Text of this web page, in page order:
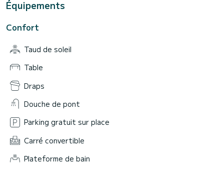
Équipements
Confort
Taud de soleil
Table
Draps
Douche de pont
Parking gratuit sur place
Carré convertible
Plateforme de bain